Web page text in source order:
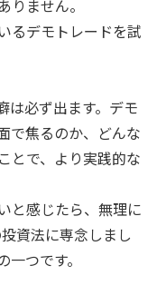
ません。
るデモトレードを試
は必ず出ます。デモ
で焦るのか、どんな
とで、より実践的な
と感じたら、無理に
資法に専念しまし
つです。